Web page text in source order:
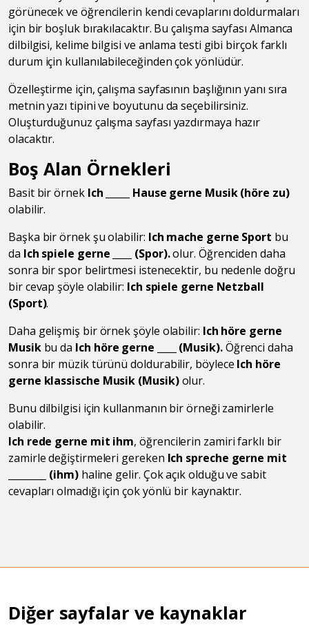
görünecek ve öğrencilerin kendi cevaplarını doldurmaları
için bir boşluk bırakılacaktır. Bu çalışma sayfası Almanca
dilbilgisi, kelime bilgisi ve anlama testi gibi birçok farklı
durum için kullanılabileceğinden çok yönlüdür.
Özelleştirme için, çalışma sayfasının başlığının yanı sıra
metnin yazı tipini ve boyutunu da seçebilirsiniz.
Oluşturduğunuz çalışma sayfası yazdırmaya hazır
olacaktır.
Boş Alan Örnekleri
Basit bir örnekIch _____ Hause gerne Musik (höre zu)
olabilir.
Başka bir örnek şu olabilir: Ich mache gerne Sport bu
da Ich spiele gerne ____ (Spor).olur. Öğrenciden daha
sonra bir spor belirtmesi istenecektir, bu nedenle doğru
bir cevap şöyle olabilir: Ich spiele gerne Netzball
(Sport).
Daha gelişmiş bir örnek şöyle olabilir: Ich höre gerne
Musik bu da Ich höre gerne ____ (Musik).Öğrenci daha
sonra bir müzik türünü doldurabilir, böylece Ich höre
gerne klassische Musik (Musik)olur.
Bunu dilbilgisi için kullanmanın bir örneği zamirlerle
olabilir.
Ich rede gerne mit ihm, öğrencilerin zamiri farklı bir
zamirle değiştirmeleri gereken Ich spreche gerne mit
________ (ihm)haline gelir. Çok açık olduğu ve sabit
cevapları olmadığı için çok yönlü bir kaynaktır.
Diğer sayfalar ve kaynaklar